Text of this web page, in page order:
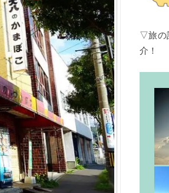
▽旅の
介！